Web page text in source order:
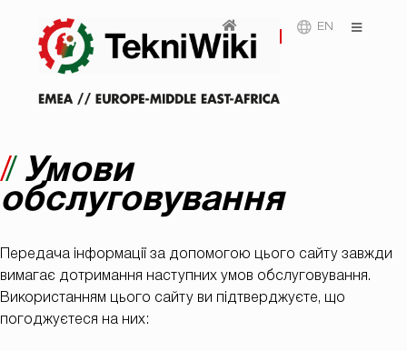
EN
Умови
обслуговування
Передача інформації за допомогою цього сайту завжди
вимагає дотримання наступних умов обслуговування.
Використанням цього сайту ви підтверджуєте, що
погоджуєтеся на них: